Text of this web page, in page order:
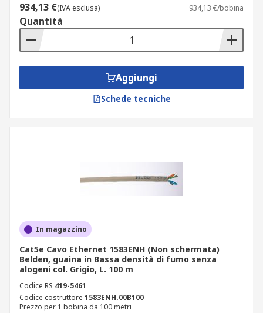
934,13 €(IVA esclusa) 934,13 €/bobina
Quantità
Aggiungi
Schede tecniche
In magazzino
Cat5e Cavo Ethernet 1583ENH (Non schermata)
Belden, guaina in Bassa densità di fumo senza
alogeni col. Grigio, L. 100 m
Codice RS 419-5461
Codice costruttore 1583ENH.00B100
Prezzo per 1 bobina da 100 metri